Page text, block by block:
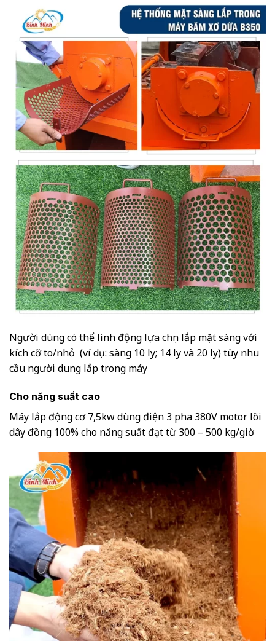
Người dùng có thể linh động lựa chọn lắp mặt sàng với
kích cỡ to/nhỏ (ví dụ: sàng 10 ly; 14 ly và 20 ly) tùy nhu
cầu người dung lắp trong máy
Cho năng suất cao
Máy lắp động cơ 7,5kw dùng điện 3 pha 380V motor lõi
dây đồng 100% cho năng suất đạt từ 300 – 500 kg/giờ